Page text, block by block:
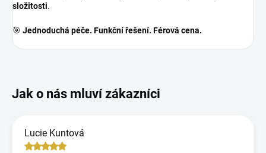
složitosti.
🎯 Jednoduchá péče. Funkční řešení. Férová cena.
Lucie Kuntová